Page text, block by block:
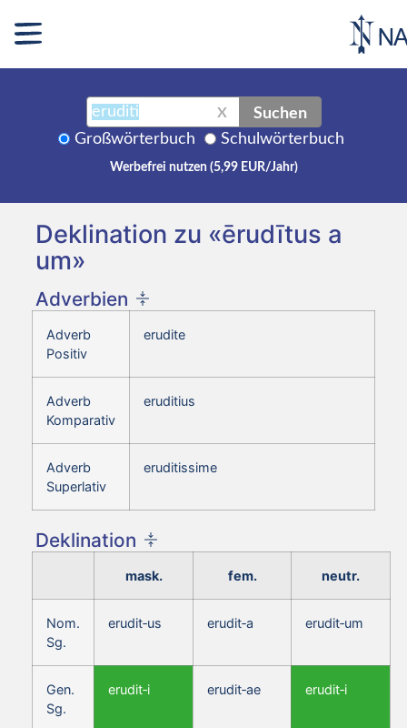
X Suchen
Großwörterbuch Schulwörterbuch
Werbefrei nutzen (5,99 EUR/Jahr)
Deklination zu «ērudītus a
um»
Adverbien
Adverb
Positiv
erudite
Adverb
Komparativ
eruditius
Adverb
Superlativ
eruditissime
Deklination
mask. fem. neutr.
Nom.
Sg.
erudit‑us erudit‑a erudit‑um
Gen.
Sg.
erudit‑i erudit‑ae erudit‑i